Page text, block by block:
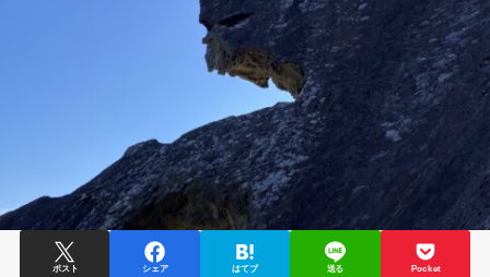
ポスト シェア はてブ 送る Pocket